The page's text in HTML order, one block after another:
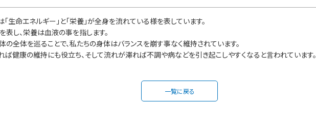
生命エネルギー」と「栄養」が全身を流れている様を表しています。
し、栄養は血液の事を指します。
体の全体を巡ることで、私たちの身体はバランスを崩す事なく維持されています。
ば健康の維持にも役立ち、そして流れが滞れば不調や病などを引き起こしやすくなると言われています。
一覧に戻る